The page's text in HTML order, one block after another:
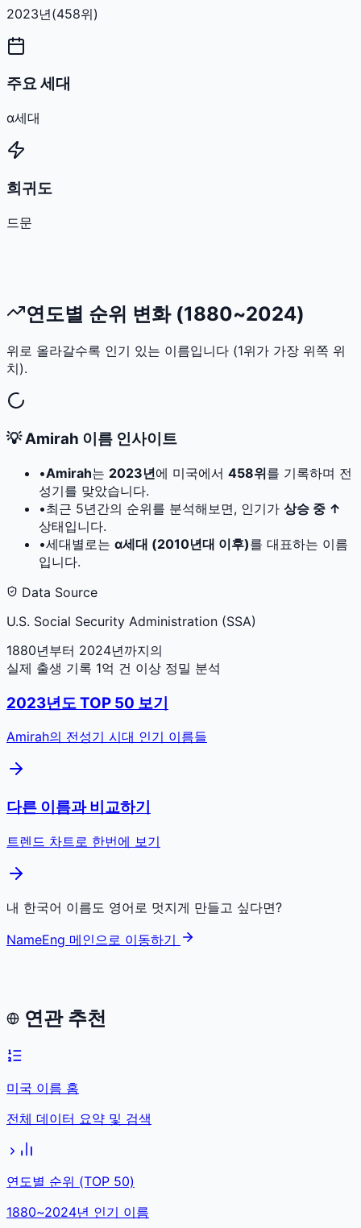
2023년(458위)
주요 세대
α세대
희귀도
드문
연도별 순위 변화 (1880~2024)
위로 올라갈수록 인기 있는 이름입니다 (1위가 가장 위쪽 위
치).
💡Amirah 이름 인사이트
•Amirah는 2023년에 미국에서 458위를 기록하며 전
성기를 맞았습니다.
•최근 5년간의 순위를 분석해보면, 인기가 상승 중 ↑
상태입니다.
•세대별로는 α세대 (2010년대 이후)를 대표하는 이름
입니다.
Data Source
U.S. Social Security Administration (SSA)
1880년부터 2024년까지의
실제 출생 기록 1억 건 이상 정밀 분석
2023년도 TOP 50 보기
Amirah의 전성기 시대 인기 이름들
다른 이름과 비교하기
트렌드 차트로 한번에 보기
내 한국어 이름도 영어로 멋지게 만들고 싶다면?
NameEng 메인으로 이동하기
연관 추천
미국 이름 홈
전체 데이터 요약 및 검색
연도별 순위 (TOP 50)
1880~2024년 인기 이름